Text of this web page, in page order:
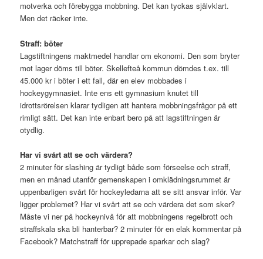
motverka och förebygga mobbning. Det kan tyckas självklart.
Men det räcker inte.
Straff: böter
Lagstiftningens maktmedel handlar om ekonomi. Den som bryter
mot lager döms till böter. Skellefteå kommun dömdes t.ex. till
45.000 kr i böter i ett fall, där en elev mobbades i
hockeygymnasiet. Inte ens ett gymnasium knutet till
idrottsrörelsen klarar tydligen att hantera mobbningsfrågor på ett
rimligt sätt. Det kan inte enbart bero på att lagstiftningen är
otydlig.
Har vi svårt att se och värdera?
2 minuter för slashing är tydligt både som förseelse och straff,
men en månad utanför gemenskapen i omklädningsrummet är
uppenbarligen svårt för hockeyledarna att se sitt ansvar inför. Var
ligger problemet? Har vi svårt att se och värdera det som sker?
Måste vi ner på hockeynivå för att mobbningens regelbrott och
straffskala ska bli hanterbar? 2 minuter för en elak kommentar på
Facebook? Matchstraff för upprepade sparkar och slag?